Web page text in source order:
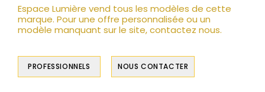
Espace Lumière vend tous les modèles de cette
marque. Pour une offre personnalisée ou un
modèle manquant sur le site, contactez nous.
PROFESSIONNELS NOUS CONTACTER